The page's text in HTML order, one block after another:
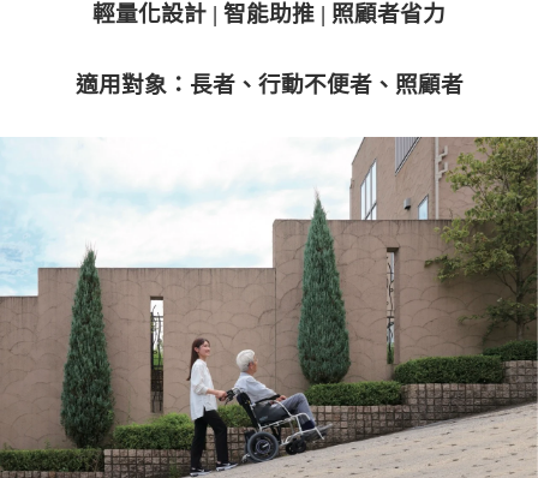
輕量化設計 | 智能助推 | 照顧者省力
適用對象：長者、行動不便者、照顧者